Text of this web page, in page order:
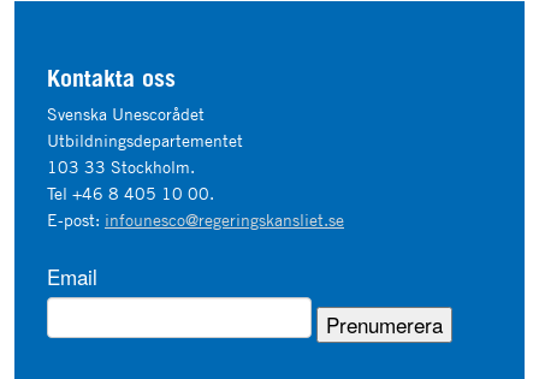
Kontakta oss
Svenska Unescorådet
Utbildningsdepartementet
103 33 Stockholm.
Tel +46 8 405 10 00.
E-post: infounesco@regeringskansliet.se
Email